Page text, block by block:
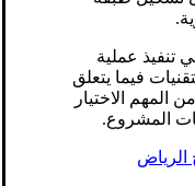
تنفيذ عملية
فيما يتعلق
المهم الاختيار
المشروع.